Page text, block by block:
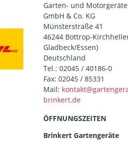
Garten- und
GmbH & Co. KG
Münsterstraße 41
46244 Bottrop-
Gladbeck/Essen)
Deutschland
Tel.: 02045 / 40186-0
Fax: 02045 / 85331
Mail:
ÖFFNUNGSZEITEN
Brinkert Gartengeräte